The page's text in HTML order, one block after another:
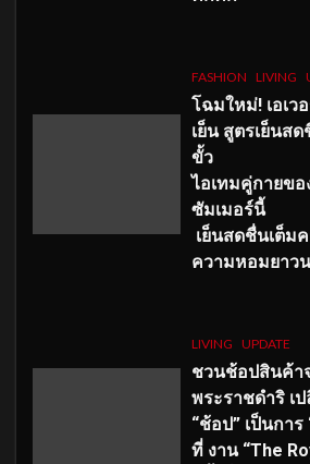
FASHION LIVING
โฉมใหม่! เอเ
เย็น สูตรเย็นส
ขั้ว
ไอเทมคู่กายขอ
ซัมเมอร์นี้
เย็นสดชื่นเต็มค
ความหอมยาว
LIVING UPDATE
ชวนช้อปสินค้า
พระราชดำริ เ
“ช้อป” เป็นการ
ที่ งาน “The